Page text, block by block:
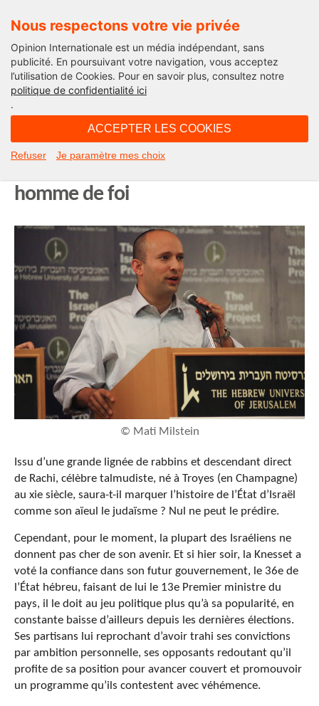
Nous respectons votre vie privée
Opinion Internationale est un média indépendant, sans
publicité. En poursuivant votre navigation, vous acceptez
l’utilisation de Cookies. Pour en savoir plus, consultez notre
politique de confidentialité ici
.
ACCEPTER LES COOKIES
Refuser Je paramètre mes choix
Moyen-Orient
Nouveau premier ministre d’Israël,
homme de foi
© Mati Milstein
Issu d’une grande lignée de rabbins et descendant direct
de Rachi, célèbre talmudiste, né à Troyes (en Champagne)
au xie siècle, saura-t-il marquer l’histoire de l’État d’Israël
comme son aïeul le judaïsme ? Nul ne peut le prédire.
Cependant, pour le moment, la plupart des Israéliens ne
donnent pas cher de son avenir. Et si hier soir, la Knesset a
voté la confiance dans son futur gouvernement, le 36e de
l’État hébreu, faisant de lui le 13e Premier ministre du
pays, il le doit au jeu politique plus qu’à sa popularité, en
constante baisse d’ailleurs depuis les dernières élections.
Ses partisans lui reprochant d’avoir trahi ses convictions
par ambition personnelle, ses opposants redoutant qu’il
profite de sa position pour avancer couvert et promouvoir
un programme qu’ils contestent avec véhémence.